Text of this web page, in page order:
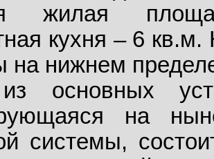
жилая
кухня – 6
на нижнем
основных
на
системы,